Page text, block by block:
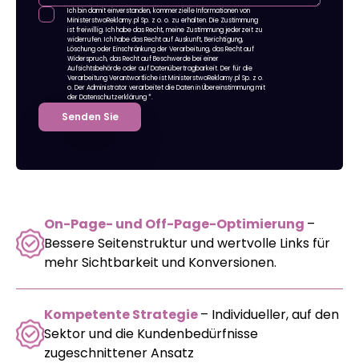
Ich bin damit einverstanden, kommerzielle Informationen von
MinisterstwoReklamy.pl Sp. z o. o. zu erhalten. Die Zustimmung
ist freiwillig. Ich habe das Recht, meine Zustimmung jederzeit zu
widerrufen. Ich habe das Recht auf Auskunft, Berichtigung,
Löschung oder Einschränkung der Verarbeitung, das Recht auf
Widerspruch, das Recht auf Beschwerde bei einer
Aufsichtsbehörde oder auf Datenübertragbarkeit. Der für die
Verarbeitung Verantwortliche ist MinisterstwoReklamy.pl Sp. z o.
o. Der Administrator verarbeitet die Daten in Übereinstimmung mit
der Datenschutzerklärung*.
Senden Sie
On-Page- und Off-Page-Optimierung –
Bessere Seitenstruktur und wertvolle Links für
mehr Sichtbarkeit und Konversionen.
Kompetente Strategie– Individueller, auf den
Sektor und die Kundenbedürfnisse
zugeschnittener Ansatz